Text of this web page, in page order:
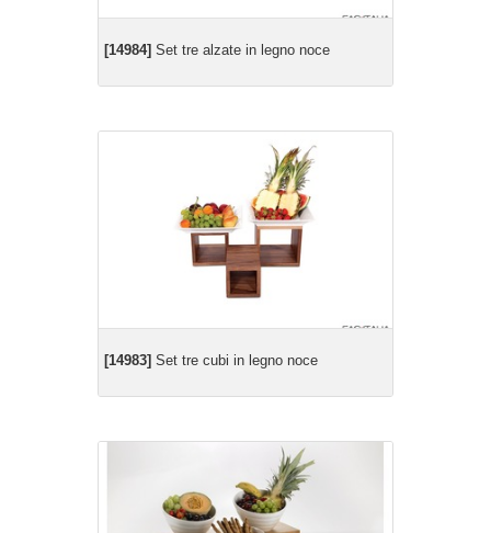
[14984] Set tre alzate in legno noce
[14983] Set tre cubi in legno noce